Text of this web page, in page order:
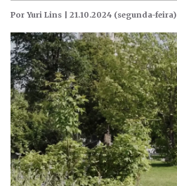
Por Yuri Lins | 21.10.2024 (segunda-feira)